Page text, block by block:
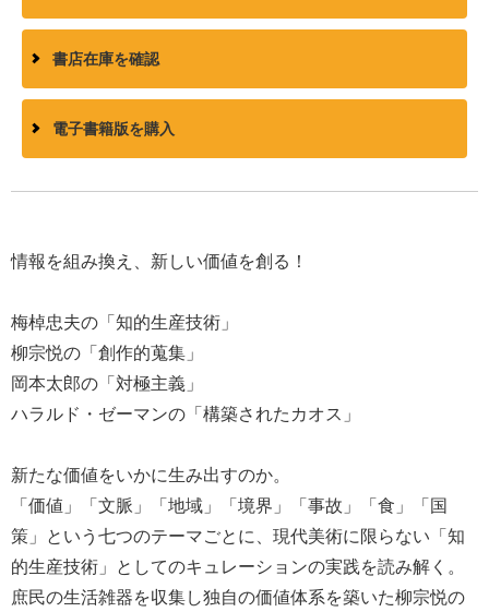
書店在庫を確認
電子書籍版を購入
情報を組み換え、新しい価値を創る！
梅棹忠夫の「知的生産技術」
柳宗悦の「創作的蒐集」
岡本太郎の「対極主義」
ハラルド・ゼーマンの「構築されたカオス」
新たな価値をいかに生み出すのか。
「価値」「文脈」「地域」「境界」「事故」「食」「国
策」という七つのテーマごとに、現代美術に限らない「知
的生産技術」としてのキュレーションの実践を読み解く。
庶民の生活雑器を収集し独自の価値体系を築いた柳宗悦の